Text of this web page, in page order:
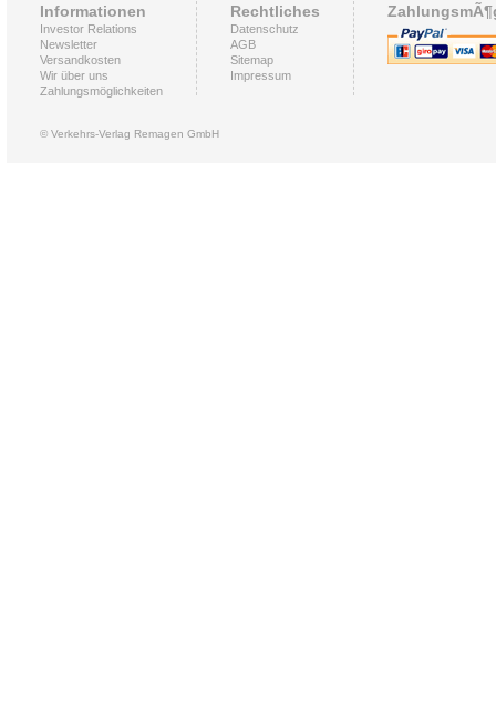
Informationen
Investor Relations
Newsletter
Versandkosten
Wir über uns
Zahlungsmöglichkeiten
Rechtliches
Datenschutz
AGB
Sitemap
Impressum
© Verkehrs-Verlag Remagen GmbH